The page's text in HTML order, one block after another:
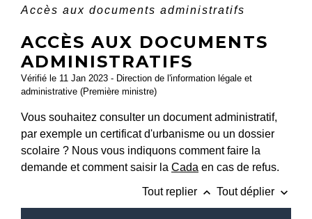
Accès aux documents administratifs
ACCÈS AUX DOCUMENTS
ADMINISTRATIFS
Vérifié le 11 Jan 2023 - Direction de l'information légale et
administrative (Première ministre)
Vous souhaitez consulter un document administratif,
par exemple un certificat d'urbanisme ou un dossier
scolaire ? Nous vous indiquons comment faire la
demande et comment saisir la Cada en cas de refus.
Tout replier keyboard_arrow_up Tout déplier keyboard_arrow_down